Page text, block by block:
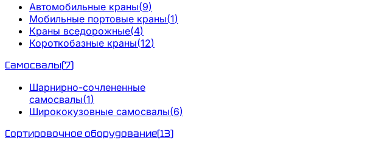
Автомобильные краны(9)
Мобильные портовые краны(1)
Краны вседорожные(4)
Короткобазные краны(12)
Самосвалы(7)
Шарнирно-сочлененные
самосвалы(1)
Ширококузовные самосвалы(6)
Сортировочное оборудование(13)